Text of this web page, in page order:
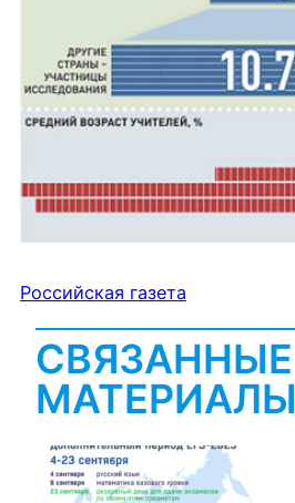
Российская газета
СВЯЗАННЫЕ
МАТЕРИАЛЫ